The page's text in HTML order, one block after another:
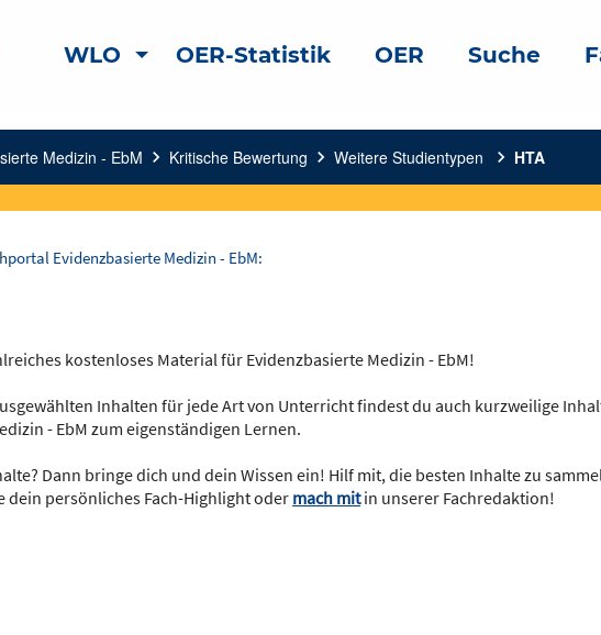
WLO OER-Statistik OER Suche
Medizin - EbM chevron_right Kritische Bewertung chevron_right Weitere Studientypen chevron_right HTA
Evidenzbasierte Medizin - EbM:
kostenloses Material für Evidenzbasierte Medizin - EbM!
Inhalten für jede Art von Unterricht findest du auch kurzweilige
- EbM zum eigenständigen Lernen.
Dann bringe dich und dein Wissen ein! Hilf mit, die besten Inhalte zu
dein persönliches Fach-Highlight oder mach mitin unserer Fachredaktion!